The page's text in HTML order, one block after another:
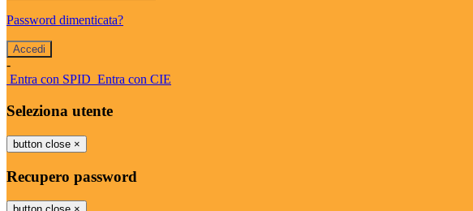
Password dimenticata?
-
Entra con SPID Entra con CIE
Seleziona utente
button close ×
Recupero password